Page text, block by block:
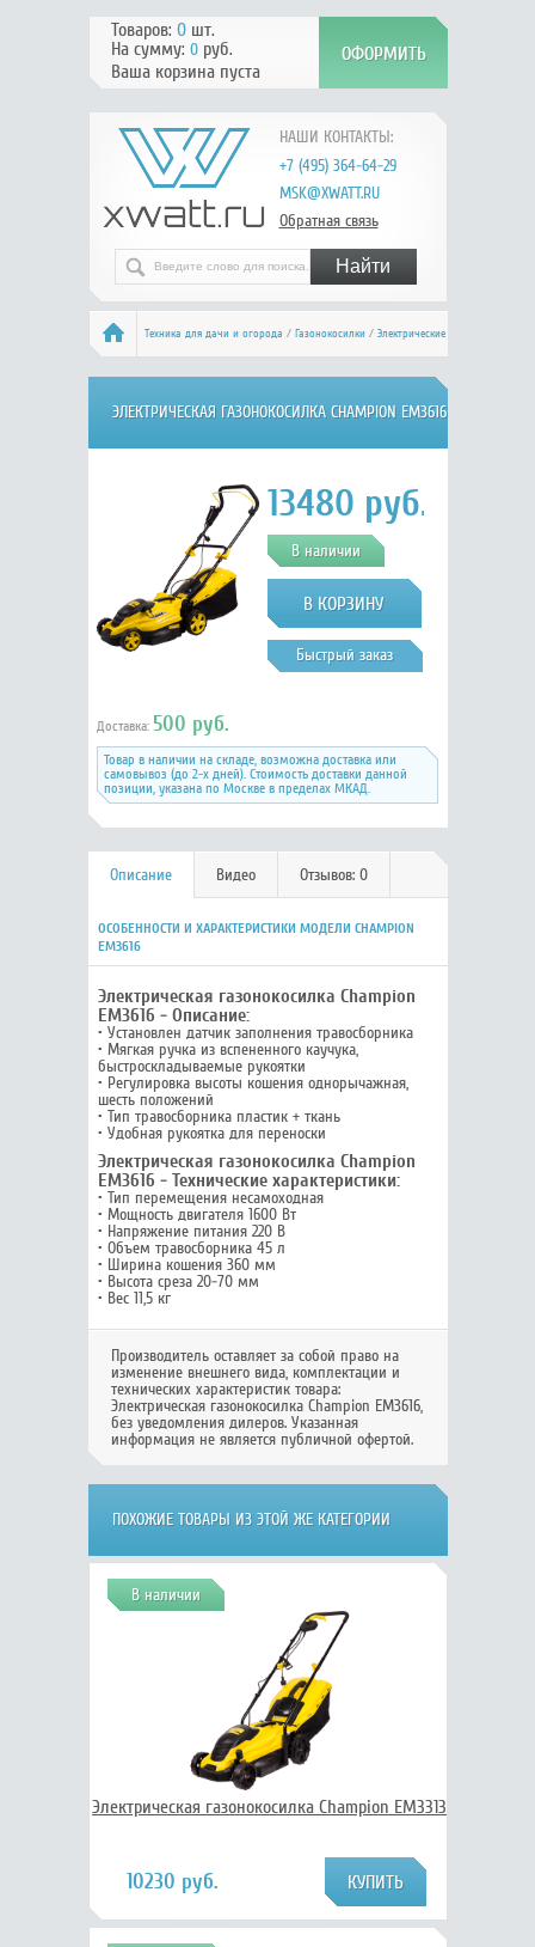
НАШИ КОНТАКТЫ:
+7 (495) 364-64-29
MSK@XWATT.RU
Обратная связь
Товаров: 0шт.
На сумму: 0руб.
Ваша корзина пуста
Техника для дачи и огорода / Газонокосилки/ Электрические
/ Champion EM3616
ЭЛЕКТРИЧЕСКАЯ ГАЗОНОКОСИЛКА CHAMPION EM3616
13480 руб.
В наличии
Быстрый заказ
Доставка: 500 руб.
Товар в наличии на складе, возможна доставка или
самовывоз (до 2-х дней). Стоимость доставки данной
позиции, указана по Москве в пределах МКАД.
Описание Видео Отзывов: 0
ОСОБЕННОСТИ И ХАРАКТЕРИСТИКИ МОДЕЛИ CHAMPION
EM3616
Электрическая газонокосилка Champion
EM3616 - Описание:
• Установлен датчик заполнения травосборника
• Мягкая ручка из вспененного каучука,
быстроскладываемые рукоятки
• Регулировка высоты кошения однорычажная,
шесть положений
• Тип травосборника пластик + ткань
• Удобная рукоятка для переноски
Электрическая газонокосилка Champion
EM3616 - Технические характеристики:
• Тип перемещения несамоходная
• Мощность двигателя 1600 Вт
• Напряжение питания 220 В
• Объем травосборника 45 л
• Ширина кошения 360 мм
• Высота среза 20-70 мм
• Вес 11,5 кг
Производитель оставляет за собой право на
изменение внешнего вида, комплектации и
технических характеристик товара:
Электрическая газонокосилка Champion EM3616,
без уведомления дилеров. Указанная
информация не является публичной офертой.
ПОХОЖИЕ ТОВАРЫ ИЗ ЭТОЙ ЖЕ КАТЕГОРИИ
В наличии
Электрическая газонокосилка Champion EM3313
10230 руб.